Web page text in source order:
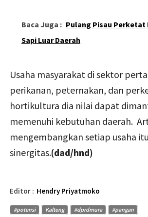
Baca Juga : Pulang Pisau Perketat
Sapi Luar Daerah
Usaha masyarakat di sektor
perikanan, peternakan, dan
hortikultura dia nilai dapat
memenuhi kebutuhan daerah.
mengembangkan setiap usaha
sinergitas.(dad/hnd)
Editor : Hendry Priyatmoko
#potensi Kalteng #dprdmura #pangan